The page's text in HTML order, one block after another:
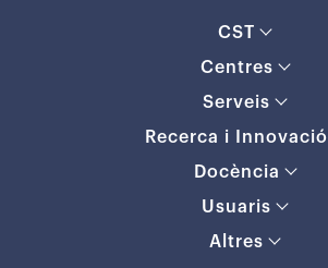
CST
Centres
Serveis
Recerca i Innovació
Docència
Usuaris
Altres